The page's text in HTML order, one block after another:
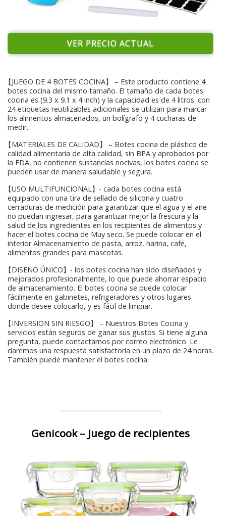
VER PRECIO ACTUAL
【JUEGO DE 4 BOTES COCINA】 – Este producto contiene 4
botes cocina del mismo tamaño. El tamaño de cada botes
cocina es (9.3 x 9.1 x 4 inch) y la capacidad es de 4 litros. con
24 etiquetas reutilizables adicionales se utilizan para marcar
los alimentos almacenados, un bolígrafo y 4 cucharas de
medir.
【MATERIALES DE CALIDAD】 – Botes cocina de plástico de
calidad alimentaria de alta calidad, sin BPA y aprobados por
la FDA, no contienen sustancias nocivas, los botes cocina se
pueden usar de manera saludable y segura.
【USO MULTIFUNCIONAL】- cada botes cocina está
equipado con una tira de sellado de silicona y cuatro
cerraduras de medición para garantizar que el agua y el aire
no puedan ingresar, para garantizar mejor la frescura y la
salud de los ingredientes en los recipientes de alimentos y
hacer el botes cocina de Muy seco. Se puede colocar en el
interior Almacenamiento de pasta, arroz, harina, café,
alimentos grandes para mascotas.
【DISEÑO ÚNICO】- los botes cocina han sido diseñados y
mejorados profesionalmente, lo que puede ahorrar espacio
de almacenamiento. El botes cocina se puede colocar
fácilmente en gabinetes, refrigeradores y otros lugares
donde desee colocarlo, y es fácil de limpiar.
【INVERSION SIN RIESGO】 – Nuestros Botes Cocina y
servicios están seguros de ganar sus gustos. Si tiene alguna
pregunta, puede contactarnos por correo electrónico. Le
daremos una respuesta satisfactoria en un plazo de 24 horas.
También puede mantener el botes cocina.
Genicook – Juego de recipientes